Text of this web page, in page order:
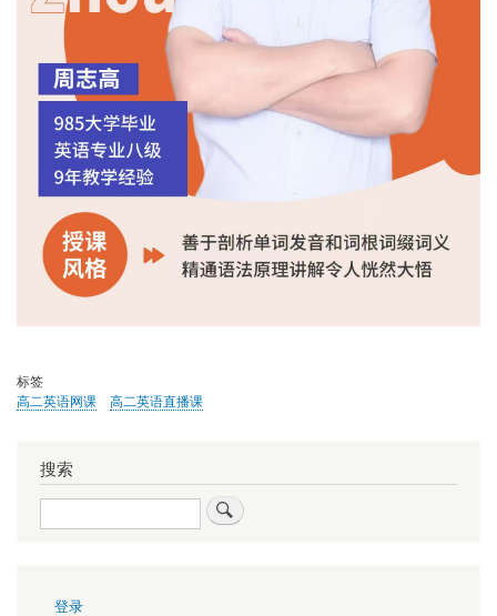
标签
高二英语网课
高二英语直播课
搜索
搜
索
登录